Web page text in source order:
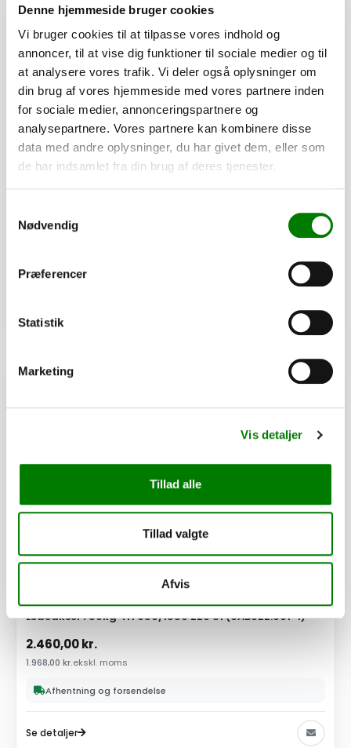
Denne hjemmeside bruger cookies
Vi bruger cookies til at tilpasse vores indhold og
annoncer, til at vise dig funktioner til sociale medier og til
at analysere vores trafik. Vi deler også oplysninger om
din brug af vores hjemmeside med vores partnere inden
for sociale medier, annonceringspartnere og
analysepartnere. Vores partnere kan kombinere disse
data med andre oplysninger, du har givet dem, eller som
de har indsamlet fra din brug af deres tjenester.
Nødvendig
Præferencer
Statistik
Marketing
Vis detaljer
Tillad alle
Tillad valgte
Afvis
62,00kr.
Afhentning og forsendelse
Se detaljer
PÅ LAGER
Løbeaksel 750kg 4H 950/1550 220 S1 (6AB022.001-1)
2.460,00kr.
1.968,00 kr.ekskl. moms
Afhentning og forsendelse
Se detaljer